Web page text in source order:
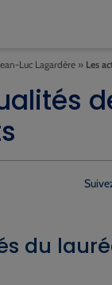
Luc Lagardère » Les
du